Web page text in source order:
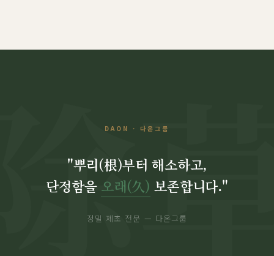
DAON · 다온그룹
"뿌리(根)부터 해소하고,
단정함을 오래(久) 보존합니다."
정밀 제초 전문 — 다온그룹